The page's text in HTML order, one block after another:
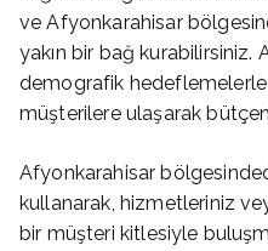
ve Afyonkarahisar
yakın bir bağ kurabilirsiniz.
demografik
müşterilere ulaşarak
Afyonkarahisar
kullanarak, hizmetleriniz
bir müşteri kitlesiyle